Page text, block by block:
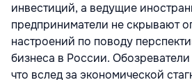
инвестиций, а ведущие
предприниматели не скрывают
настроений по поводу
бизнеса в России.
что вслед за экономической